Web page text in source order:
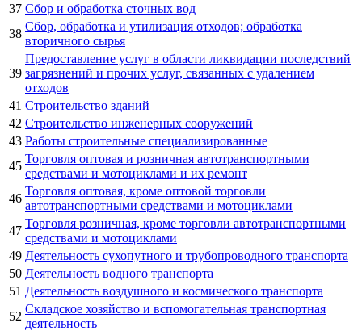
37 Сбор и обработка сточных вод
38
Сбор, обработка и утилизация отходов; обработка
вторичного сырья
39
Предоставление услуг в области ликвидации последствий
загрязнений и прочих услуг, связанных с удалением
отходов
41 Строительство зданий
42 Строительство инженерных сооружений
43 Работы строительные специализированные
45
Торговля оптовая и розничная автотранспортными
средствами и мотоциклами и их ремонт
46
Торговля оптовая, кроме оптовой торговли
автотранспортными средствами и мотоциклами
47
Торговля розничная, кроме торговли автотранспортными
средствами и мотоциклами
49 Деятельность сухопутного и трубопроводного транспорта
50 Деятельность водного транспорта
51 Деятельность воздушного и космического транспорта
52
Складское хозяйство и вспомогательная транспортная
деятельность